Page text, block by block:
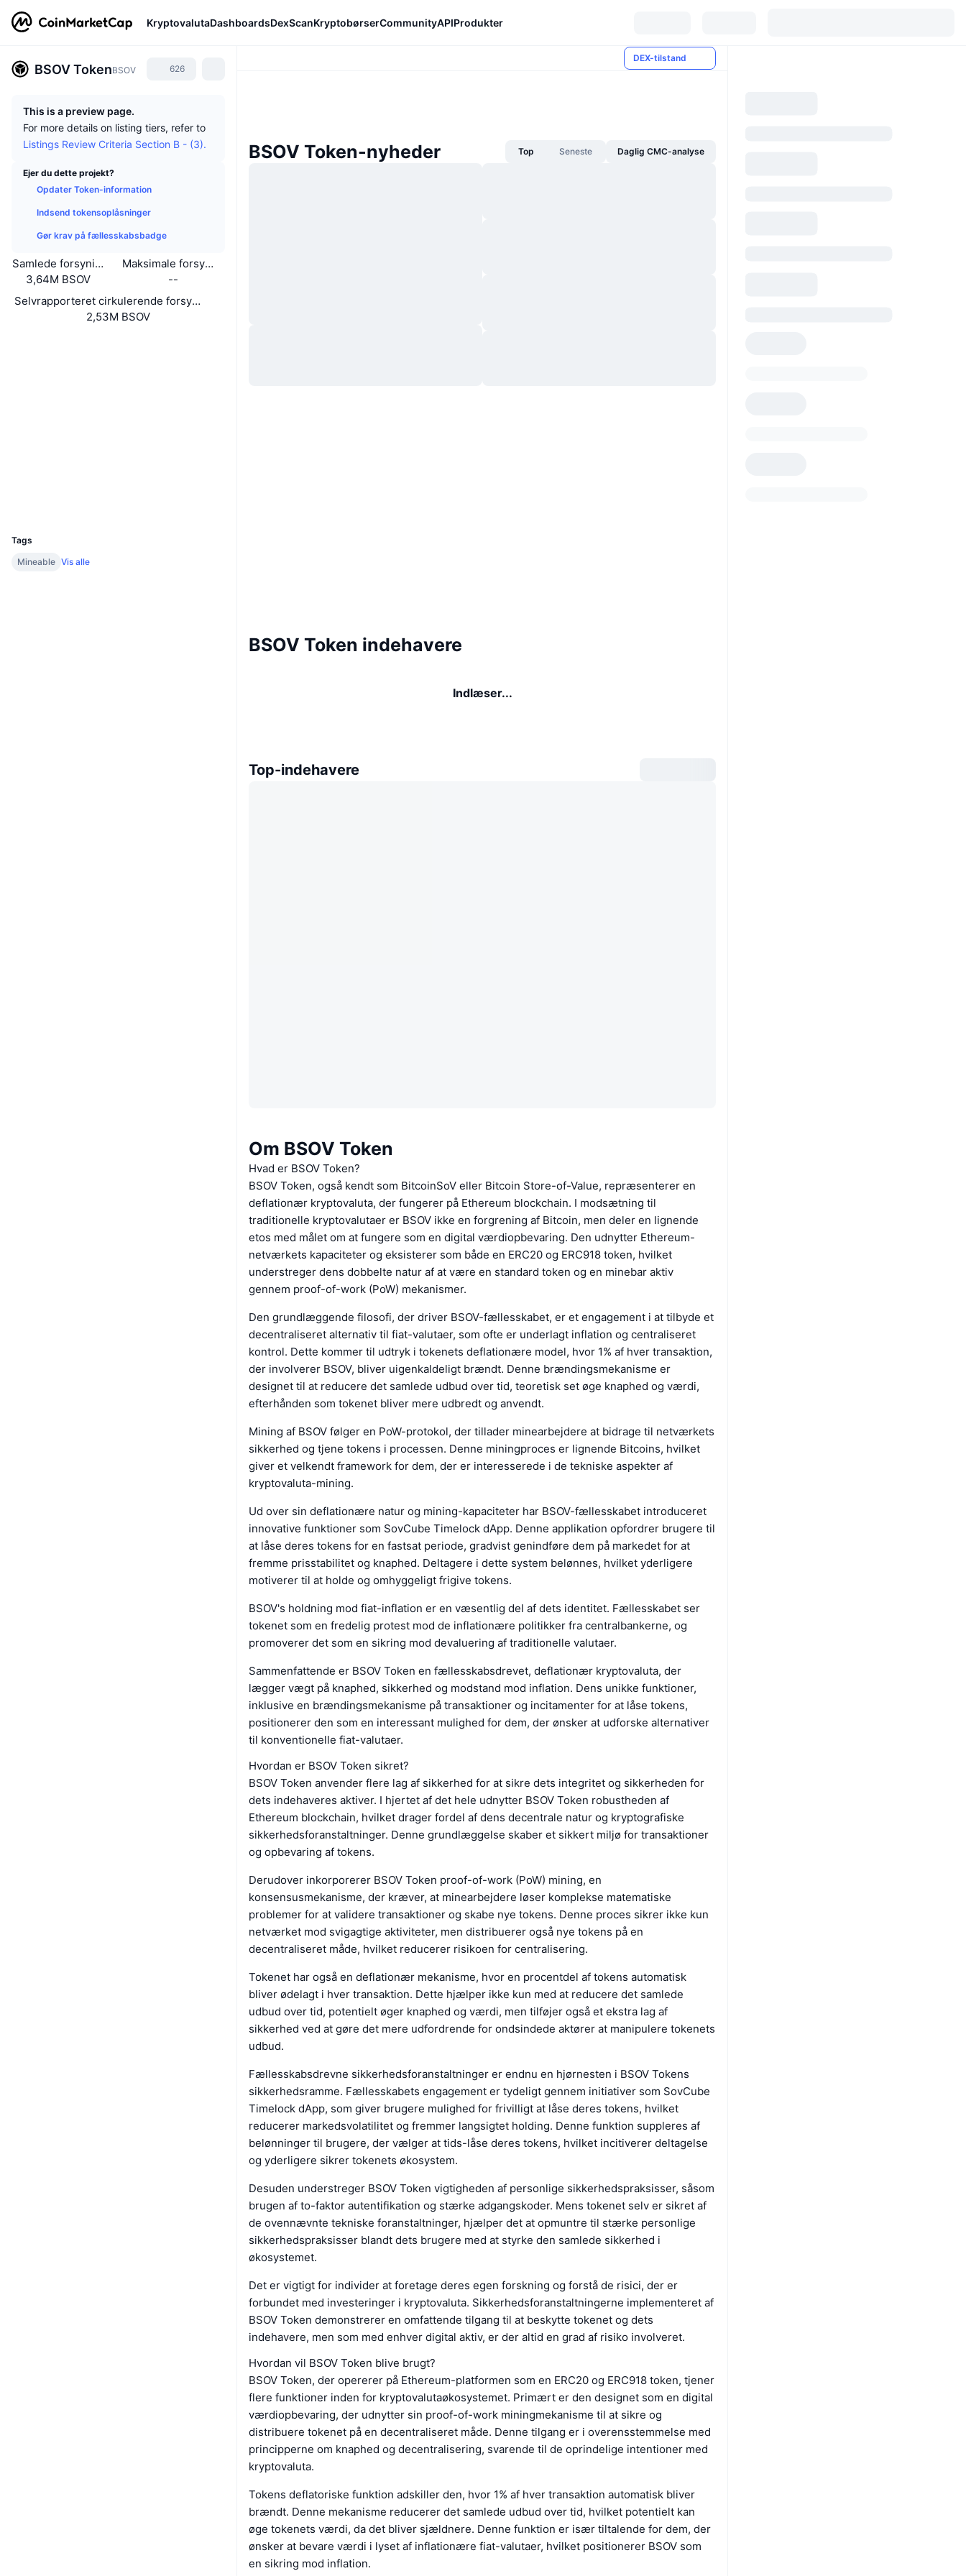
KryptovalutaDashboardsDexScanKryptobørserCommunityAPIProdukter
BSOV TokenBSOV 626
This is a preview page.
For more details on listing tiers, refer to
Listings Review Criteria Section B - (3).
Ejer du dette projekt?
Opdater Token-information
Indsend tokensoplåsninger
Gør krav på fællesskabsbadge
Samlede forsyning
3,64M BSOV
Maksimale forsyning
--
Selvrapporteret cirkulerende forsyning
2,53M BSOV
Tags
Mineable Vis alle
DEX-tilstand
BSOV Token-nyheder Top Seneste Daglig CMC-analyse
BSOV Token indehavere
Indlæser...
Top-indehavere
Om BSOV Token
Hvad er BSOV Token?
BSOV Token, også kendt som BitcoinSoV eller Bitcoin Store-of-Value, repræsenterer en
deflationær kryptovaluta, der fungerer på Ethereum blockchain. I modsætning til
traditionelle kryptovalutaer er BSOV ikke en forgrening af Bitcoin, men deler en lignende
etos med målet om at fungere som en digital værdiopbevaring. Den udnytter Ethereum-
netværkets kapaciteter og eksisterer som både en ERC20 og ERC918 token, hvilket
understreger dens dobbelte natur af at være en standard token og en minebar aktiv
gennem proof-of-work (PoW) mekanismer.
Den grundlæggende filosofi, der driver BSOV-fællesskabet, er et engagement i at tilbyde et
decentraliseret alternativ til fiat-valutaer, som ofte er underlagt inflation og centraliseret
kontrol. Dette kommer til udtryk i tokenets deflationære model, hvor 1% af hver transaktion,
der involverer BSOV, bliver uigenkaldeligt brændt. Denne brændingsmekanisme er
designet til at reducere det samlede udbud over tid, teoretisk set øge knaphed og værdi,
efterhånden som tokenet bliver mere udbredt og anvendt.
Mining af BSOV følger en PoW-protokol, der tillader minearbejdere at bidrage til netværkets
sikkerhed og tjene tokens i processen. Denne miningproces er lignende Bitcoins, hvilket
giver et velkendt framework for dem, der er interesserede i de tekniske aspekter af
kryptovaluta-mining.
Ud over sin deflationære natur og mining-kapaciteter har BSOV-fællesskabet introduceret
innovative funktioner som SovCube Timelock dApp. Denne applikation opfordrer brugere til
at låse deres tokens for en fastsat periode, gradvist genindføre dem på markedet for at
fremme prisstabilitet og knaphed. Deltagere i dette system belønnes, hvilket yderligere
motiverer til at holde og omhyggeligt frigive tokens.
BSOV's holdning mod fiat-inflation er en væsentlig del af dets identitet. Fællesskabet ser
tokenet som en fredelig protest mod de inflationære politikker fra centralbankerne, og
promoverer det som en sikring mod devaluering af traditionelle valutaer.
Sammenfattende er BSOV Token en fællesskabsdrevet, deflationær kryptovaluta, der
lægger vægt på knaphed, sikkerhed og modstand mod inflation. Dens unikke funktioner,
inklusive en brændingsmekanisme på transaktioner og incitamenter for at låse tokens,
positionerer den som en interessant mulighed for dem, der ønsker at udforske alternativer
til konventionelle fiat-valutaer.
Hvordan er BSOV Token sikret?
BSOV Token anvender flere lag af sikkerhed for at sikre dets integritet og sikkerheden for
dets indehaveres aktiver. I hjertet af det hele udnytter BSOV Token robustheden af
Ethereum blockchain, hvilket drager fordel af dens decentrale natur og kryptografiske
sikkerhedsforanstaltninger. Denne grundlæggelse skaber et sikkert miljø for transaktioner
og opbevaring af tokens.
Derudover inkorporerer BSOV Token proof-of-work (PoW) mining, en
konsensusmekanisme, der kræver, at minearbejdere løser komplekse matematiske
problemer for at validere transaktioner og skabe nye tokens. Denne proces sikrer ikke kun
netværket mod svigagtige aktiviteter, men distribuerer også nye tokens på en
decentraliseret måde, hvilket reducerer risikoen for centralisering.
Tokenet har også en deflationær mekanisme, hvor en procentdel af tokens automatisk
bliver ødelagt i hver transaktion. Dette hjælper ikke kun med at reducere det samlede
udbud over tid, potentielt øger knaphed og værdi, men tilføjer også et ekstra lag af
sikkerhed ved at gøre det mere udfordrende for ondsindede aktører at manipulere tokenets
udbud.
Fællesskabsdrevne sikkerhedsforanstaltninger er endnu en hjørnesten i BSOV Tokens
sikkerhedsramme. Fællesskabets engagement er tydeligt gennem initiativer som SovCube
Timelock dApp, som giver brugere mulighed for frivilligt at låse deres tokens, hvilket
reducerer markedsvolatilitet og fremmer langsigtet holding. Denne funktion suppleres af
belønninger til brugere, der vælger at tids-låse deres tokens, hvilket incitiverer deltagelse
og yderligere sikrer tokenets økosystem.
Desuden understreger BSOV Token vigtigheden af personlige sikkerhedspraksisser, såsom
brugen af to-faktor autentifikation og stærke adgangskoder. Mens tokenet selv er sikret af
de ovennævnte tekniske foranstaltninger, hjælper det at opmuntre til stærke personlige
sikkerhedspraksisser blandt dets brugere med at styrke den samlede sikkerhed i
økosystemet.
Det er vigtigt for individer at foretage deres egen forskning og forstå de risici, der er
forbundet med investeringer i kryptovaluta. Sikkerhedsforanstaltningerne implementeret af
BSOV Token demonstrerer en omfattende tilgang til at beskytte tokenet og dets
indehavere, men som med enhver digital aktiv, er der altid en grad af risiko involveret.
Hvordan vil BSOV Token blive brugt?
BSOV Token, der opererer på Ethereum-platformen som en ERC20 og ERC918 token, tjener
flere funktioner inden for kryptovalutaøkosystemet. Primært er den designet som en digital
værdiopbevaring, der udnytter sin proof-of-work miningmekanisme til at sikre og
distribuere tokenet på en decentraliseret måde. Denne tilgang er i overensstemmelse med
principperne om knaphed og decentralisering, svarende til de oprindelige intentioner med
kryptovaluta.
Tokens deflatoriske funktion adskiller den, hvor 1% af hver transaktion automatisk bliver
brændt. Denne mekanisme reducerer det samlede udbud over tid, hvilket potentielt kan
øge tokenets værdi, da det bliver sjældnere. Denne funktion er især tiltalende for dem, der
ønsker at bevare værdi i lyset af inflationære fiat-valutaer, hvilket positionerer BSOV som
en sikring mod inflation.